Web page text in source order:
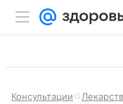
Консультации